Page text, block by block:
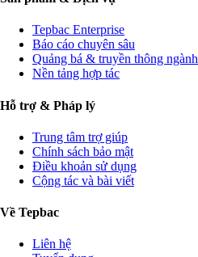
Tepbac Enterprise
Báo cáo chuyên sâu
Quảng bá & truyền thông ngành
Nền tảng hợp tác
Hỗ trợ & Pháp lý
Trung tâm trợ giúp
Chính sách bảo mật
Điều khoản sử dụng
Cộng tác và bài viết
Về Tepbac
Liên hệ